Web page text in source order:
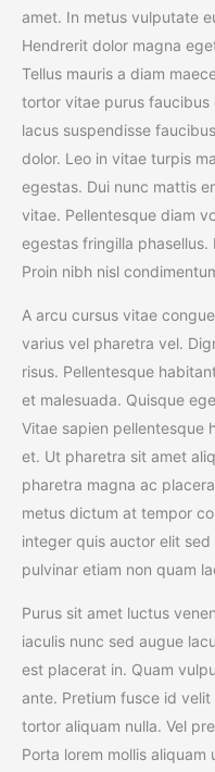
amet. In metus vulputate
Hendrerit dolor magna
Tellus mauris a diam
tortor vitae purus faucibus
lacus suspendisse
dolor. Leo in vitae turpis
egestas. Dui nunc mattis
vitae. Pellentesque diam
egestas fringilla
Proin nibh nisl
A arcu cursus vitae
varius vel pharetra vel.
risus. Pellentesque
et malesuada. Quisque
Vitae sapien pellentesque
et. Ut pharetra sit amet
pharetra magna ac
metus dictum at tempor
integer quis auctor elit
pulvinar etiam non quam
Purus sit amet luctus
iaculis nunc sed augue
est placerat in. Quam
ante. Pretium fusce id
tortor aliquam nulla. Vel
Porta lorem mollis